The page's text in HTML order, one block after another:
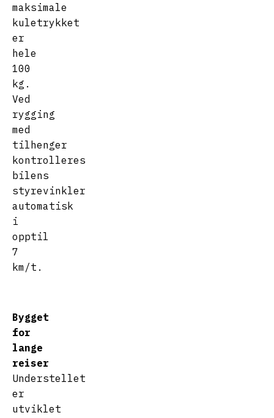
maksimale
kuletrykket
er
hele
100
kg.
Ved
rygging
med
tilhenger
kontrolleres
bilens
styrevinkler
automatisk
i
opptil
7
km/t.
Bygget
for
lange
reiser
Understellet
er
utviklet